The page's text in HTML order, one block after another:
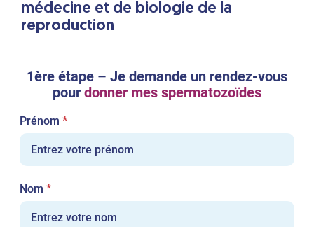
médecine et de biologie de la
reproduction
1ère étape – Je demande un rendez-vous
pour donner mes spermatozoïdes
Prénom *Champ
requis
Nom *Champ
requis